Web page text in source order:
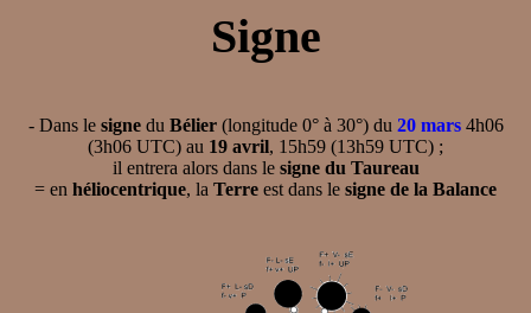
Signe
- Dans le signedu Bélier(longitude 0° à 30°) du 20 mars4h06
(3h06 UTC) au 19 avril, 15h59 (13h59 UTC) ;
il entrera alors dans le signe du Taureau
= en héliocentrique, la Terre est dans le signe de la Balance